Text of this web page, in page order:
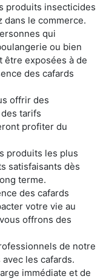
produits insecticides
le commerce.
qui
ou bien
être exposées à de
des cafards
offrir des
tarifs
profiter du
produits les plus
satisfaisants dès
terme.
des cafards
votre vie au
offrons des
de notre
les cafards.
immédiate et de